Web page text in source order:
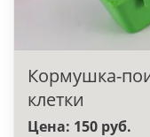
Кормушка-
клетки
Цена: 150 руб.